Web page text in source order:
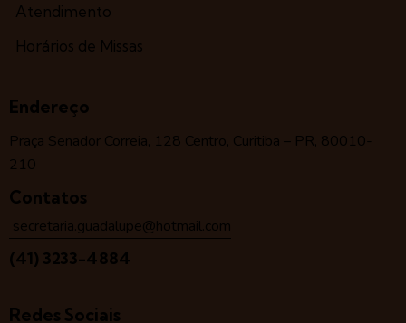
Atendimento
Horários de Missas
Endereço
Praça Senador Correia, 128 Centro, Curitiba – PR, 80010-
210
Contatos
secretaria.guadalupe@hotmail.com
(41) 3233-4884
Redes Sociais